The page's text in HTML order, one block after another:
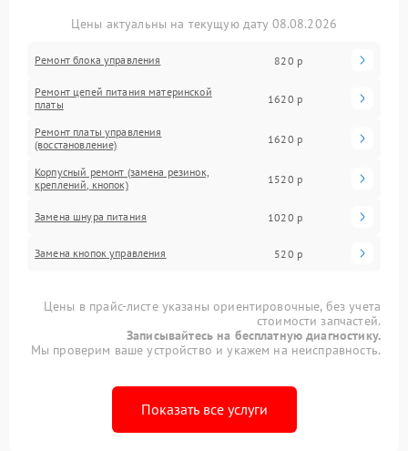
Цены актуальны на текущую дату 08.08.2026
Ремонт блока управления 820 р
Ремонт цепей питания материнской
платы
1620 р
Ремонт платы управления
(восстановление)
1620 р
Корпусный ремонт (замена резинок,
креплений, кнопок)
1520 р
Замена шнура питания 1020 р
Замена кнопок управления 520 р
Цены в прайс-листе указаны ориентировочные, без учета
стоимости запчастей.
Записывайтесь на бесплатную диагностику.
Мы проверим ваше устройство и укажем на неисправность.
Показать все услуги